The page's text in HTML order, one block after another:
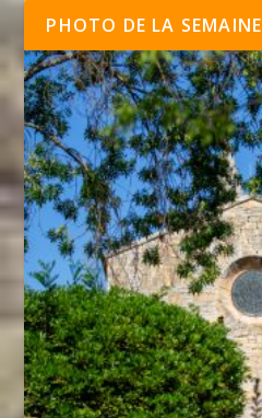
PHOTO DE LA SEMAINE